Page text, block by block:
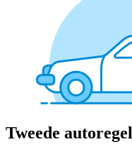
Tweede